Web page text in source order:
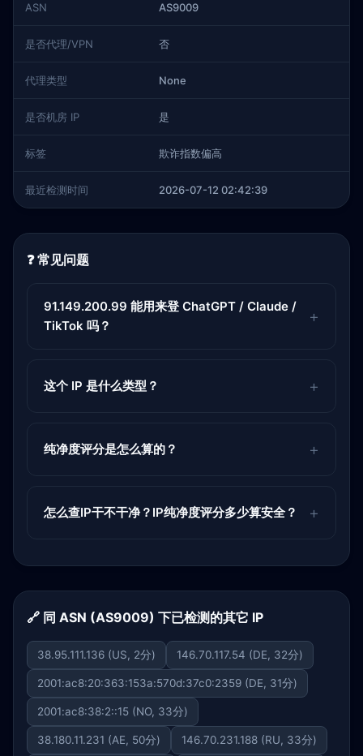
ASN AS9009
是否代理/VPN 否
代理类型 None
是否机房 IP 是
标签 欺诈指数偏高
最近检测时间 2026-07-12 02:42:39
❓ 常见问题
91.149.200.99 能用来登 ChatGPT / Claude /
TikTok 吗？
这个 IP 是什么类型？
纯净度评分是怎么算的？
怎么查IP干不干净？IP纯净度评分多少算安全？
🔗 同 ASN (AS9009) 下已检测的其它 IP
38.95.111.136 (US, 2分) 146.70.117.54 (DE, 32分)
2001:ac8:20:363:153a:570d:37c0:2359 (DE, 31分)
2001:ac8:38:2::15 (NO, 33分)
38.180.11.231 (AE, 50分) 146.70.231.188 (RU, 33分)